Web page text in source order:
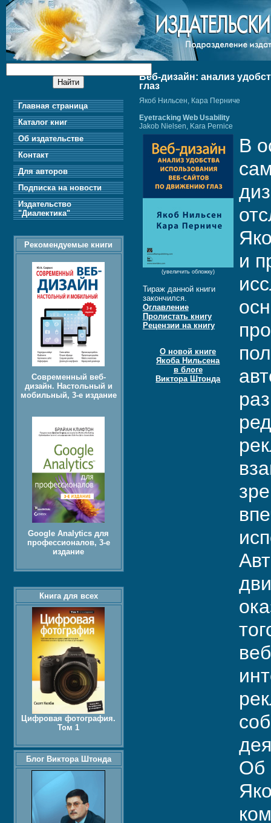
Веб-дизайн: анализ
глаз
Якоб Нильсен, Кара Перниче
Eyetracking Web Usability
Jakob Nielsen, Kara Pernice
(увеличить обложку)
Тираж данной книги
закончился.
Оглавление
Пролистать книгу
Рецензии на книгу
О новой книге
Якоба Нильсена
в блоге
Виктора Штонда
В
и
Об
Главная страница
Каталог книг
Об издательстве
Контакт
Для авторов
Подписка на новости
Издательство
"Диалектика"
Рекомендуемые книги
Современный веб-
дизайн. Настольный и
мобильный, 3-е издание
Google Analytics для
профессионалов, 3-е
издание
Книга для всех
Цифровая фотография.
Том 1
Блог Виктора Штонда